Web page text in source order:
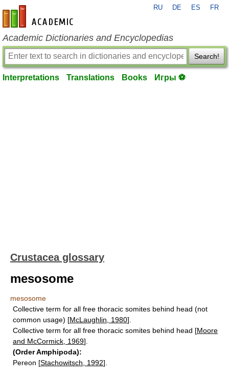
en-academic.com
RU DE ES FR
Academic Dictionaries and Encyclopedias
Search!
Interpretations Translations Books Игры ⚽
Crustacea glossary
mesosome
mesosome
Collective term for all free thoracic somites behind head (not
common usage) [McLaughlin, 1980].
Collective term for all free thoracic somites behind head [Moore
and McCormick, 1969].
(Order Amphipoda):
Pereon [Stachowitsch, 1992].